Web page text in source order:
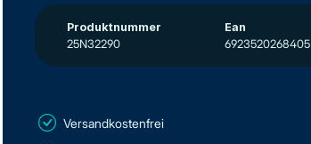
Produktnummer
25N32290
Ean
6923520268405
Versandkostenfrei